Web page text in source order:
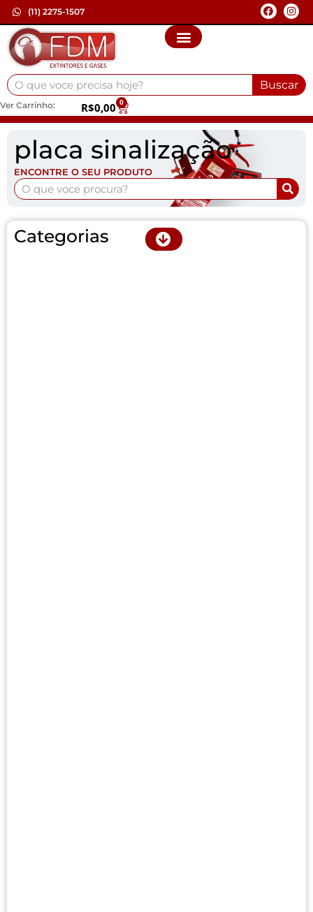
(11) 2275-1507
Buscar
Ver Carrinho: R$0,00 0
placa sinalização
ENCONTRE O SEU PRODUTO
Categorias